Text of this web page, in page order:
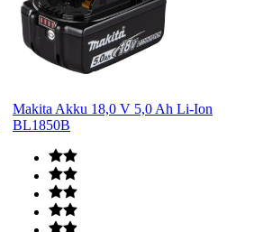
Makita Akku 18,0 V 5,0 Ah Li-Ion
BL1850B